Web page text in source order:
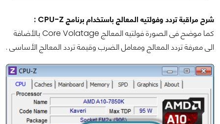
شرح مراقبة تردد وفولتيه المعالج باستخدام برنامج CPU-Z :
كما موضح فى الصورة فولتيه المعالج Core Volatage بالأضافة
الى معرفة تردد المعالج ومعامل الضرب وقيمة تردد المعالج الأساسى .